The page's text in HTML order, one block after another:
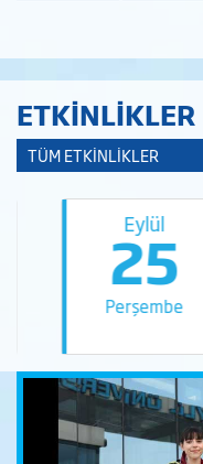
TÜM ETKİNLİKLER
ETKINLIKLER
Eylül
25
Perşembe